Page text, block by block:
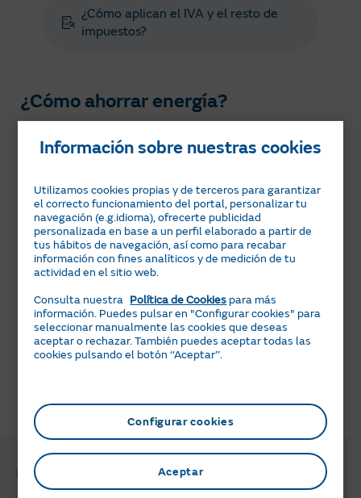
¿Cómo aplican el IVA y el resto de
impuestos?
¿Cómo ahorrar energía?
de energía en tu hogar.
Calefacción
Agua caliente
Electrodomésticos
Cocina
Iluminación
Y así minimizar tu gasto de energía.
Consejos de ahorro
¿Te ha parecido útil esta información?
Preguntas y gestiones relacionadas
Información sobre nuestras cookies
Utilizamos cookies propias y de terceros para garantizar
el correcto funcionamiento del portal, personalizar tu
navegación (e.g.idioma), ofrecerte publicidad
personalizada en base a un perfil elaborado a partir de
tus hábitos de navegación, así como para recabar
información con fines analíticos y de medición de tu
actividad en el sitio web.
Consulta nuestra Política de Cookies para más
información. Puedes pulsar en "Configurar cookies" para
seleccionar manualmente las cookies que deseas
aceptar o rechazar. También puedes aceptar todas las
cookies pulsando el botón ‘‘Aceptar’’.
Configurar cookies
Aceptar